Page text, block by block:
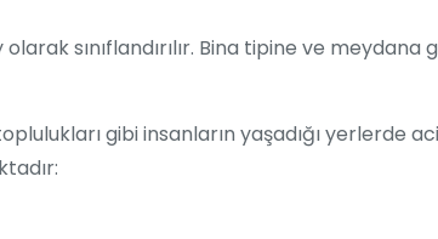
sınıflandırılır. Bina tipine ve meydana
gibi insanların yaşadığı yerlerde